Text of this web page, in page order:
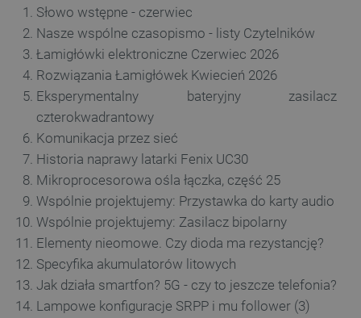
Słowo wstępne - czerwiec
Nasze wspólne czasopismo - listy Czytelników
Łamigłówki elektroniczne Czerwiec 2026
Rozwiązania Łamigłówek Kwiecień 2026
Eksperymentalny bateryjny zasilacz
czterokwadrantowy
Komunikacja przez sieć
Historia naprawy latarki Fenix UC30
Mikroprocesorowa ośla łączka, część 25
Wspólnie projektujemy: Przystawka do karty audio
Wspólnie projektujemy: Zasilacz bipolarny
Elementy nieomowe. Czy dioda ma rezystancję?
Specyfika akumulatorów litowych
Jak działa smartfon? 5G - czy to jeszcze telefonia?
Lampowe konfiguracje SRPP i mu follower (3)
VISITOR_PRIVACY_METADATA
YouTube
.youtube.com
Polityce prywatności Google